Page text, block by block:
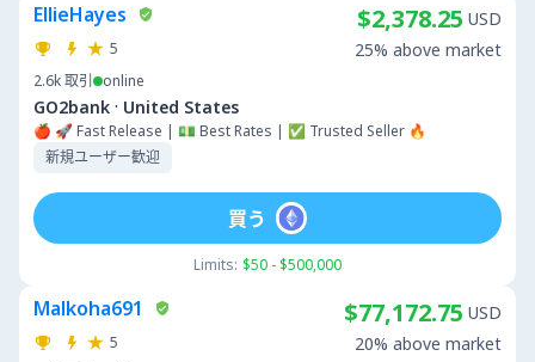
EllieHayes
5
2.6k取引 online
GO2bank · United States
🍎 🚀 Fast Release | 💵 Best Rates | ✅ Trusted Seller 🔥
新規ユーザー歓迎
$2,378.25 USD
25% above market
Limits: $50 - $500,000
買う
Malkoha691
5
$77,172.75 USD
20% above market